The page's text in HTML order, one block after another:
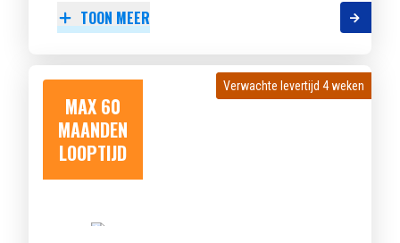
TOON MEER
MAX 60
MAANDEN
LOOPTIJD
Verwachte levertijd 4 weken
Verwachte levertijd 4 weken